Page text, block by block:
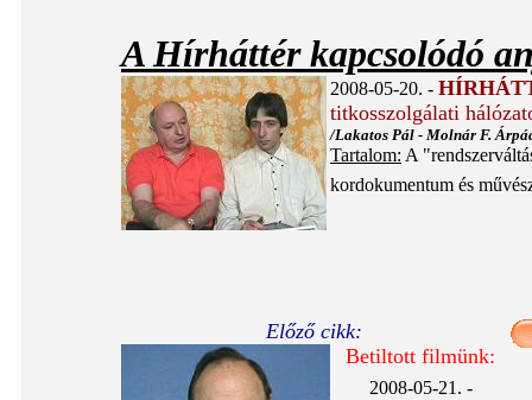
A Hírháttér kapcsolódó
2008-05-20. -
titkosszolgálati
/Lakatos Pál - Molnár F.
Tartalom: A
kordokumentum és
Előző cikk:
Betiltott filmünk:
2008-05-21. -